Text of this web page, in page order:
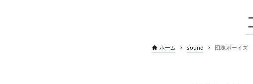
ホーム sound 団塊ボーイズ